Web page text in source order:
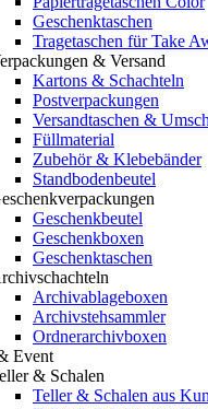
Geschenktaschen
Tragetaschen für Take
& Versand
Kartons & Schachteln
Postverpackungen
Versandtaschen &
Füllmaterial
Zubehör & Klebebänder
Standbodenbeutel
Geschenkbeutel
Geschenkboxen
Geschenktaschen
Archivablageboxen
Archivstehsammler
Ordnerarchivboxen
Event
& Schalen
Teller & Schalen aus